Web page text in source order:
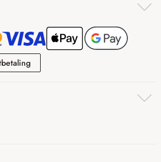
Vooruitbetaling